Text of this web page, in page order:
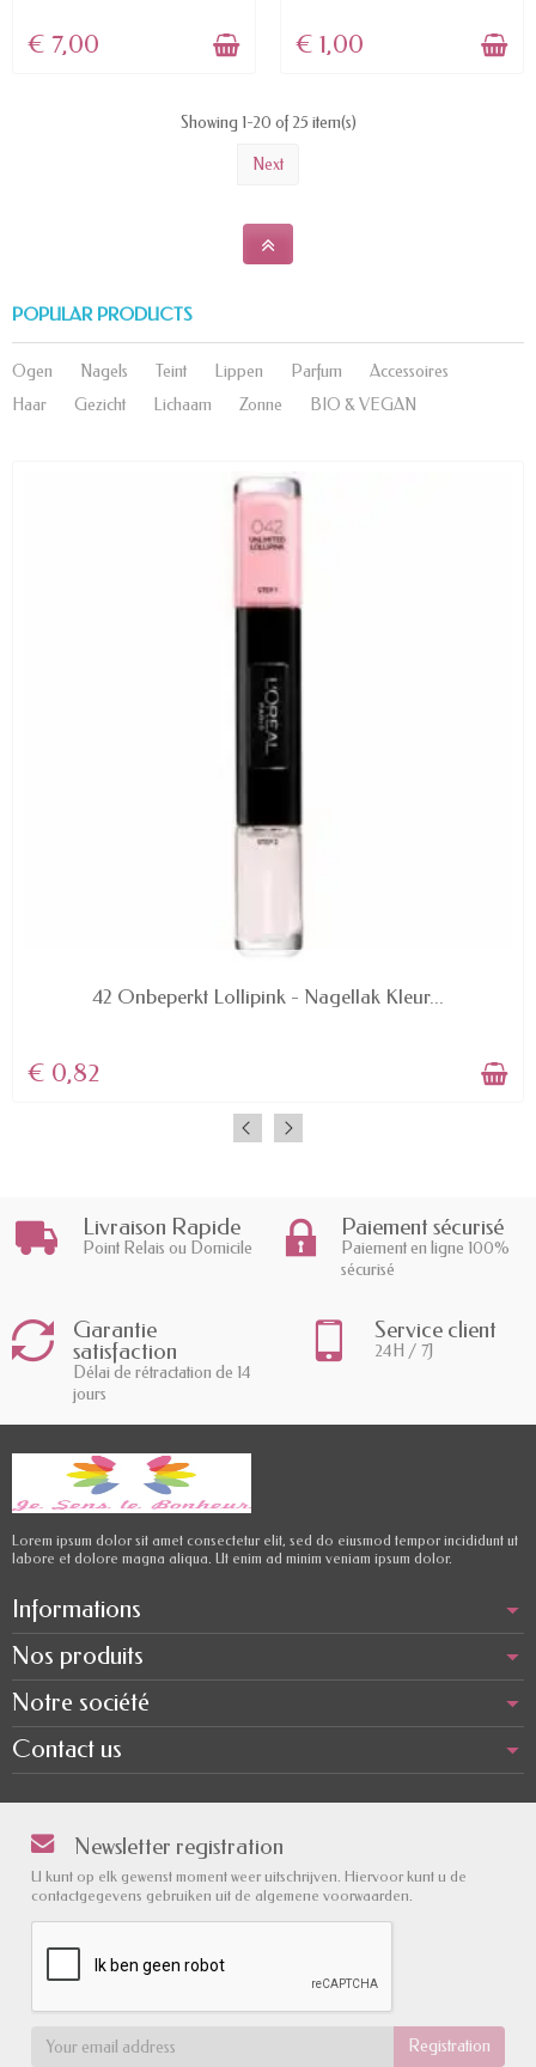
€ 7,00 € 1,00
Showing 1-20 of 25 item(s)
Next
POPULAR PRODUCTS
Ogen Nagels Teint Lippen Parfum
Accessoires
Haar
Gezicht Lichaam Zonne BIO & VEGAN
42 Onbeperkt Lollipink - Nagellak Kleur...
€ 0,82
Livraison Rapide
Point Relais ou Domicile
Paiement sécurisé
Paiement en ligne 100%
sécurisé
Garantie
satisfaction
Délai de rétractation de 14
jours
Service client
24H / 7J
Lorem ipsum dolor sit amet consectetur elit, sed do eiusmod tempor incididunt ut
labore et dolore magna aliqua. Ut enim ad minim veniam ipsum dolor.
Informations
Nos produits
Notre société
Contact us
Newsletter registration
U kunt op elk gewenst moment weer uitschrijven. Hiervoor kunt u de
contactgegevens gebruiken uit de algemene voorwaarden.